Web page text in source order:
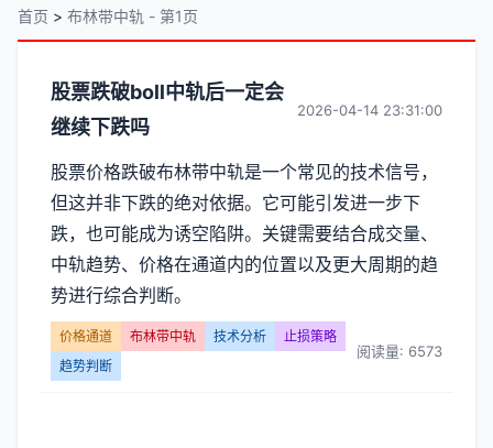
首页 > 布林带中轨 - 第1页
分
类
【布
林
带
中
轨】
股票跌破boll中轨后一定会
继续下跌吗
2026-04-14 23:31:00
股票价格跌破布林带中轨是一个常见的技术信号，
但这并非下跌的绝对依据。它可能引发进一步下
跌，也可能成为诱空陷阱。关键需要结合成交量、
中轨趋势、价格在通道内的位置以及更大周期的趋
势进行综合判断。
价格通道 布林带中轨 技术分析
止损策略
趋势判断
阅读量: 6573